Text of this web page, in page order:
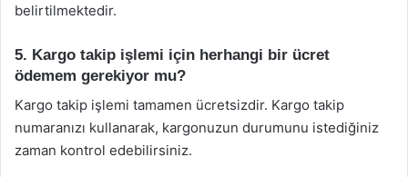
belirtilmektedir.
5. Kargo takip işlemi için herhangi bir ücret
ödemem gerekiyor mu?
Kargo takip işlemi tamamen ücretsizdir. Kargo takip
numaranızı kullanarak, kargonuzun durumunu istediğiniz
zaman kontrol edebilirsiniz.